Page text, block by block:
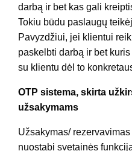
darbą ir bet kas gali
Tokiu būdu paslaugų
Pavyzdžiui, jei klientui
paskelbti darbą ir bet
su klientu dėl to
OTP sistema, skirta
užsakymams
Užsakymas/
nuostabi svetainės